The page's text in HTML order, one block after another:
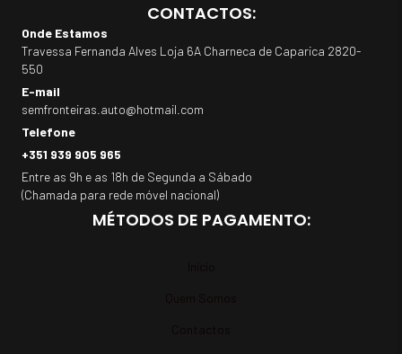
CONTACTOS:
Onde Estamos
Travessa Fernanda Alves Loja 6A Charneca de Caparica 2820-
550
E-mail
semfronteiras.auto@hotmail.com
Telefone
+351 939 905 965
Entre as 9h e as 18h de Segunda a Sábado
(Chamada para rede móvel nacional)
MÉTODOS DE PAGAMENTO: